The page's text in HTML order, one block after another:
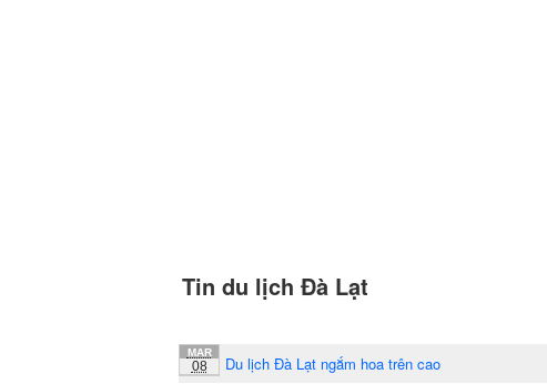
Tin du lịch Đà Lạt
MAR
08 Du lịch Đà Lạt ngắm hoa trên cao